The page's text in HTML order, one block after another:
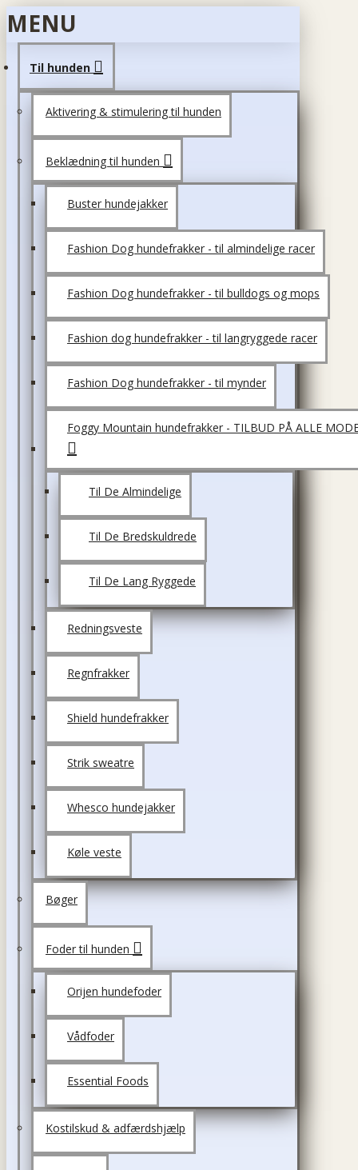
MENU
Til hunden
Aktivering & stimulering til hunden
Beklædning til hunden
Buster hundejakker
Fashion Dog hundefrakker - til almindelige racer
Fashion Dog hundefrakker - til bulldogs og mops
Fashion dog hundefrakker - til langryggede racer
Fashion Dog hundefrakker - til mynder
Foggy Mountain hundefrakker - TILBUD PÅ ALLE
Til De Almindelige
Til De Bredskuldrede
Til De Lang Ryggede
Redningsveste
Regnfrakker
Shield hundefrakker
Strik sweatre
Whesco hundejakker
Køle veste
Bøger
Foder til hunden
Orijen hundefoder
Vådfoder
Essential Foods
Kostilskud & adfærdshjælp